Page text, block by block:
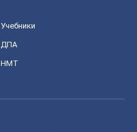
Учебники
ДПА
НМТ